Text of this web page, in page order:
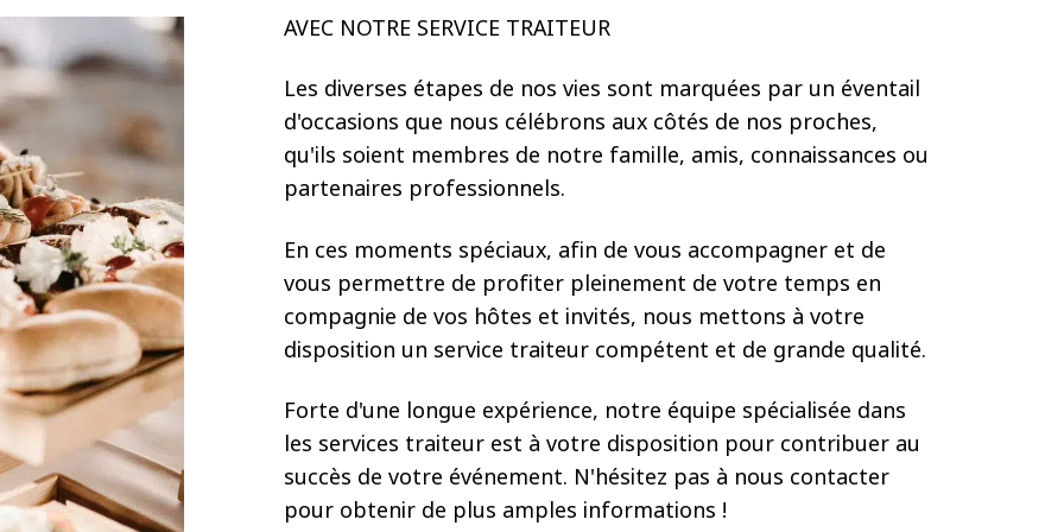
sur
la
produit
sur
page
du
produit
AVEC NOTRE SERVICE TRAITEUR
Les diverses étapes de nos vies sont marquées par un éventail
d'occasions que nous célébrons aux côtés de nos proches,
qu'ils soient membres de notre famille, amis, connaissances ou
partenaires professionnels.
En ces moments spéciaux, afin de vous accompagner et de
vous permettre de profiter pleinement de votre temps en
compagnie de vos hôtes et invités, nous mettons à votre
disposition un service traiteur compétent et de grande qualité.
Forte d'une longue expérience, notre équipe spécialisée dans
les services traiteur est à votre disposition pour contribuer au
succès de votre événement. N'hésitez pas à nous contacter
pour obtenir de plus amples informations !